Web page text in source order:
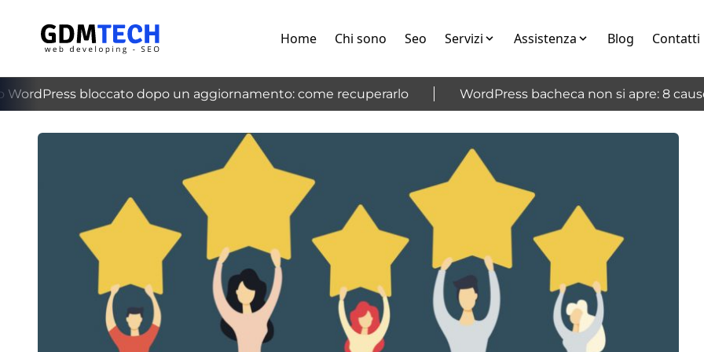
Home Chi sono Seo Servizi Assistenza Blog Contatti
bloccato dopo un aggiornamento: come recuperarlo WordPress bacheca non si apre: 8
‹